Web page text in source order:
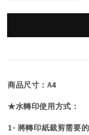
商品尺寸：A4
★水轉印使用方式：
1- 將轉印紙裁剪需要的